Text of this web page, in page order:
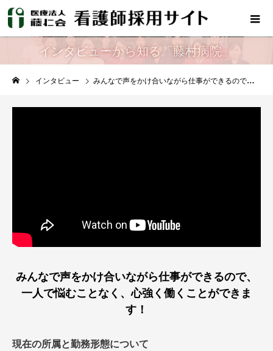
インタビューから知る『藤村病院』
インタビュー みんなで声をかけ合いながら仕事ができるので、一人で悩むことなく、心強く働くことができます！
みんなで声をかけ合いながら仕事ができるので、
一人で悩むことなく、心強く働くことができま
す！
現在の所属と勤務形態について